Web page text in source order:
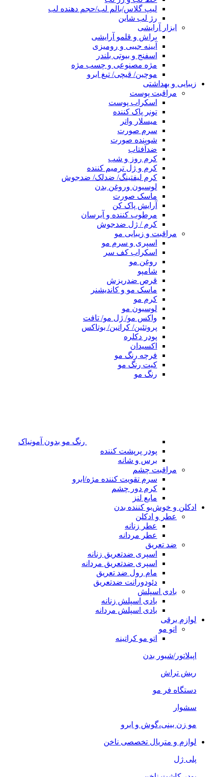
لیپ گلاس/بالم لب/حجم دهنده لب
رژ لب شاین
ابزار آرایشی
براش و قلمو آرایشی
آیینه جیبی و رومیزی
اسفنج و بیوتی بلندر
مژه مصنوعی و چسب مژه
موچین/ قیچی/ تیغ ابرو
زیبایی و بهداشتی
مراقبت پوست
اسکراب پوست
تونر پاک کننده
میسلار واتر
سرم صورت
شوینده صورت
ضدآفتاب
کرم روز و شب
کرم و ژل ترمیم کننده
کرم لیفتینگ/ ضدلک/ ضدجوش
لوسیون وروغن بدن
ماسک صورت
آرایش پاک کن
مرطوب کننده و آبرسان
کرم / ژل ضدجوش
مراقبت و زیبایی مو
اسپری و سرم مو
اسکراب کف سر
روغن مو
شامپو
قرص ضدریزش
ماسک مو و کاندیشنر
کرم مو
لوسیون مو
واکس مو/ ژل مو/ تافت
پروتئین/ کراتین/ بوتاکس
پودر دکلره
اکسیدان
فرچه رنگ مو
کیت رنگ مو
رنگ مو
رنگ مو بدون آمونیاک
پودر پرپشت کننده
برس و شانه
مراقبت چشم
سرم تقویت کننده مژه/ابرو
کرم دور چشم
مایع لنز
ادکلن و خوش‌بو کننده بدن
عطر و ادکلن
عطر زنانه
عطر مردانه
ضد تعریق
اسپری ضدتعریق زنانه
اسپری ضدتعریق مردانه
مام رول ضد تعریق
دئودورانت ضدتعریق
بادی اسپلش
بادی اسپلش زنانه
بادی اسپلش مردانه
لوازم برقی
اتو مو
اتو مو کراتینه
اپیلاتور/شیور بدن
ریش تراش
دستگاه فر مو
سشوار
مو زن بینی،گوش و ابرو
لوازم و متریال تخصصی ناخن
پلی ژل